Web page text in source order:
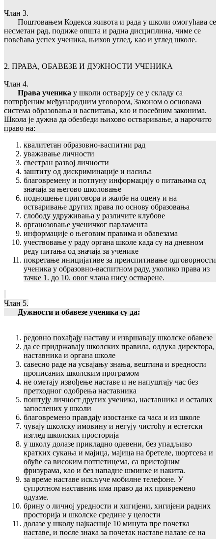
Члан 3.
Поштовањем Кодекса живота и рада у школи омогућава се
несметан рад, подиже општа и радна дисциплина, чиме се
повећава успех ученика, њихов углед, као и углед школе.
2. ПРАВА, ОБАВЕЗЕ И ДУЖНОСТИ УЧЕНИКА
Члан 4.
Права ученика у школи остварују се у складу са
потврђеним међународним уговором, Законом о основама
система образовања и васпитања, као и посебним законима.
Школа је дужна да обезбеди њихово остваривање, а нарочито
право на:
квалитетан образовно-васпитни рад
уважавање личности
свестран развој личности
заштиту од дискриминације и насиља
благовремену и потпуну информацију о питањима од
значаја за његово школовање
подношење приговора и жалбе на оцену и на
остваривање других права по основу образовања
слободу удруживања у различите клубове
органозовање ученичког парламента
информације о његовим правима и обавезама
учествовање у раду органа школе када су на дневном
реду питања од значаја за ученике
покретање иницијативе за преиспитивање одговорности
ученика у образовно-васпитном раду, уколико права из
тачке 1. до 10. овог члана нису остварене.
Члан 5.
Дужности и обавезе ученика су да:
редовно похађају наставу и извршавају школске обавезе
да се придржавају школских правила, одлука директора,
наставника и органа школе
савесно раде на усвајању знања, вештина и вредности
прописаних школским програмом
не ометају извођење наставе и не напуштају час без
претходног одобрења наставника
поштују личност других ученика, наставника и осталих
запослених у школи
благовремено правдају изостанке са часа и из школе
чувају школску имовину и негују чистоћу и естетски
изглед школских просторија
у школу долазе прикладно одевени, без упадљиво
кратких сукања и мајица, мајица на бретеле, шортсева и
обуће са високим потпетицема, са пристојним
фризурама, као и без нападне шминке и накита.
за време наставе искључе мобилне телефоне. У
супротном наставник има право да их привремено
одузме.
брину о личној уредности и хигијени, хигијени радних
просторија и школске средине у целости
долазе у школу најкасније 10 минута пре почетка
наставе, и после знака за почетак наставе налазе се на